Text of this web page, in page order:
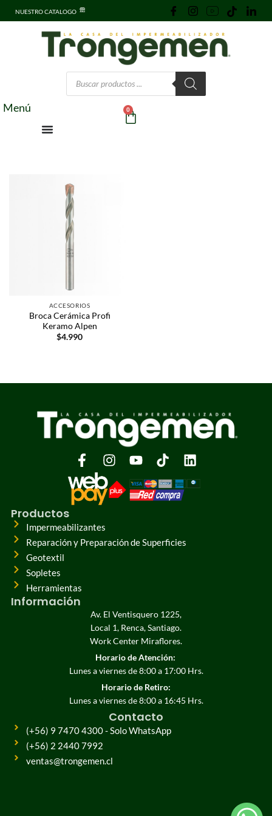
NUESTRO CATALOGO
Menú 0
ACCESORIOS
Broca Cerámica Profi
Keramo Alpen
$4.990
Información
Av. El Ventisquero 1225,
Local 1, Renca, Santiago.
Work Center Miraflores.
Horario de Atención:
Lunes a viernes de 8:00 a 17:00 Hrs.
Horario de Retiro:
Lunes a viernes de 8:00 a 16:45 Hrs.
Productos
Impermeabilizantes
Reparación y Preparación de Superficies
Geotextil
Sopletes
Herramientas
Contacto
(+56) 9 7470 4300 - Solo WhatsApp
(+56) 2 2440 7992
ventas@trongemen.cl